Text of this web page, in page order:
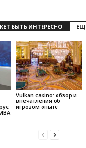
БЫТЬ ИНТЕРЕСНО
Vulkan casino: обзор и
впечатления об
игровом опыте